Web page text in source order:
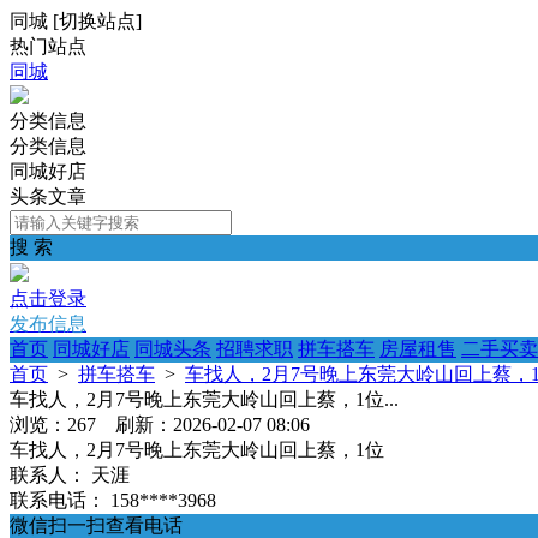
同城 [切换站点]
热门站点
同城
分类信息
分类信息
同城好店
头条文章
搜 索
点击登录
发布信息
首页 同城好店 同城头条 招聘求职 拼车搭车 房屋租售 二手买卖
首页 > 拼车搭车 > 车找人，2月7号晚上东莞大岭山回上蔡，
车找人，2月7号晚上东莞大岭山回上蔡，1位...
浏览：267 刷新：2026-02-07 08:06
车找人，2月7号晚上东莞大岭山回上蔡，1位
联系人：
天涯
联系电话：
158****3968
微信扫一扫查看电话